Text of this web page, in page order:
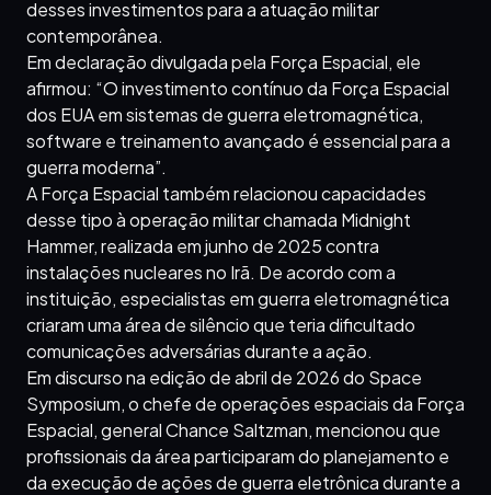
desses investimentos para a atuação militar
contemporânea.
Em declaração divulgada pela Força Espacial, ele
afirmou: “O investimento contínuo da Força Espacial
dos EUA em sistemas de guerra eletromagnética,
software e treinamento avançado é essencial para a
guerra moderna”.
A Força Espacial também relacionou capacidades
desse tipo à operação militar chamada Midnight
Hammer, realizada em junho de 2025 contra
instalações nucleares no Irã. De acordo com a
instituição, especialistas em guerra eletromagnética
criaram uma área de silêncio que teria dificultado
comunicações adversárias durante a ação.
Em discurso na edição de abril de 2026 do Space
Symposium, o chefe de operações espaciais da Força
Espacial, general Chance Saltzman, mencionou que
profissionais da área participaram do planejamento e
da execução de ações de guerra eletrônica durante a